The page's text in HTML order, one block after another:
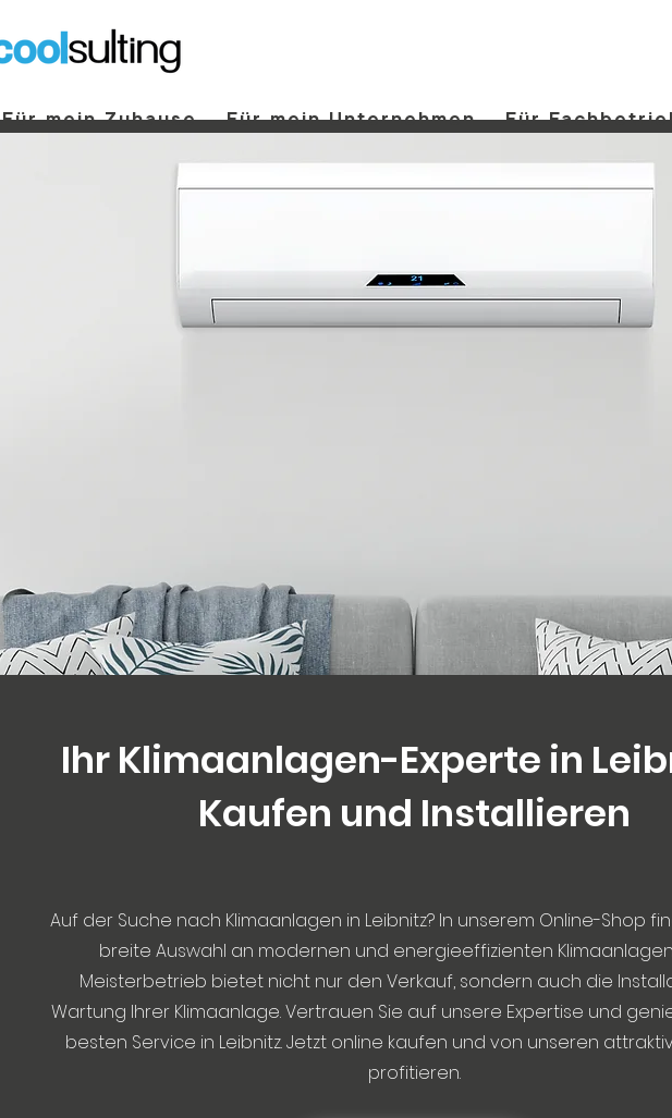
Für mein Zuhause Für mein Unternehmen Für
Ihr Klimaanlagen-Experte in
Kaufen und Installieren
Auf der Suche nach Klimaanlagen in Leibnitz? In unserem Online-Shop
breite Auswahl an modernen und energieeffizienten
Meisterbetrieb bietet nicht nur den Verkauf, sondern auch die
Wartung Ihrer Klimaanlage. Vertrauen Sie auf unsere Expertise und
besten Service in Leibnitz. Jetzt online kaufen und von unseren
profitieren.